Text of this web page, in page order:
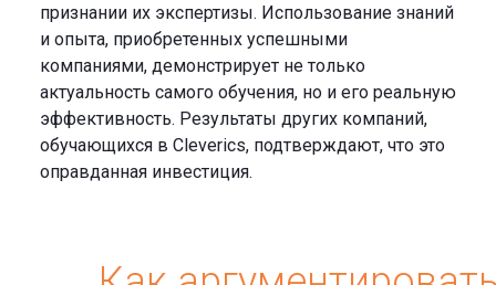
признании их экспертизы. Использование знаний
и опыта, приобретенных успешными
компаниями, демонстрирует не только
актуальность самого обучения, но и его реальную
эффективность. Результаты других компаний,
обучающихся в Cleverics, подтверждают, что это
оправданная инвестиция.